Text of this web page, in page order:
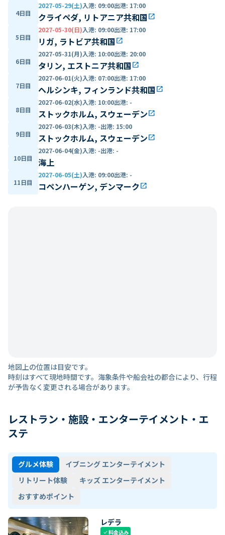
4日目
2027-05-29(土)入港: 09:00出港: 17:00
クライペダ, リトアニア共和国open_in_new
5日目
2027-05-30(日)入港: 09:00出港: 17:00
リガ, ラトビア共和国open_in_new
6日目
2027-05-31(月)入港: 10:00出港: 20:00
タリン, エストニア共和国open_in_new
7日目
2027-06-01(火)入港: 07:00出港: 17:00
ヘルシンキ, フィンランド共和国open_in_new
8日目
2027-06-02(水)入港: 10:00出港: -
ストックホルム, スウェーデンopen_in_new
9日目
2027-06-03(木)入港: -出港: 15:00
ストックホルム, スウェーデンopen_in_new
10日目
2027-06-04(金)入港: -出港: -
海上
11日目
2027-06-05(土)入港: 09:00出港: -
コペンハーゲン, デンマークopen_in_new
地図上の位置は目安です。
時刻はすべて現地時間です。海象条件や船会社の都合により、行程
が予告なく変更される場合があります。
レストラン・施設・エンターテイメント・エ
ステ
グルメ体験
イブニング エンターテイメント
リトリート体験
キッズ エンターテイメント
おすすめポイント
レデラ
check料金込み